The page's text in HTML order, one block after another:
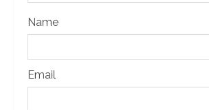
Name
Email